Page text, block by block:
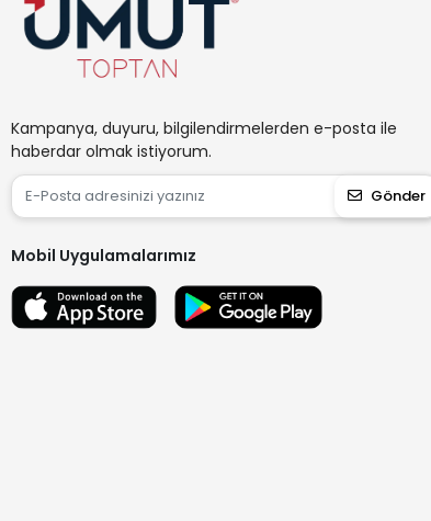
Kampanya, duyuru, bilgilendirmelerden e-posta ile
haberdar olmak istiyorum.
Gönder
Mobil Uygulamalarımız